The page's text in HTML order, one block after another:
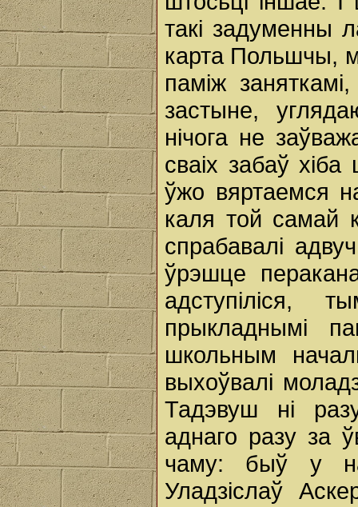
такі задуменны
карта Польшчы,
паміж
застыне,
нічога не
сваіх забаў
ўжо вяртаемся
каля той самай
спрабавалі
ўрэшце
прыкладнымі
школьным
выхоўвалі
Тадэвуш ні
аднаго разу за
чаму: быў у
Уладзіслаў